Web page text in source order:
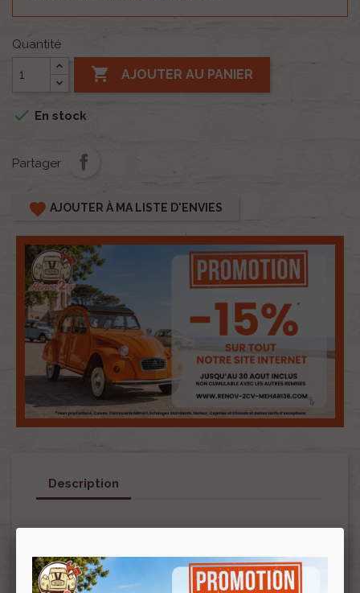
Quantité
 AJOUTER AU PANIER
 En stock
Partager
favorite AJOUTER À MA LISTE D'ENVIES
Description
et autre changement suite congé, bourse etc…).